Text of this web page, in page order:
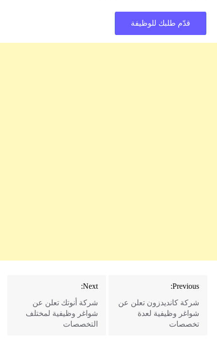
تصفّح
المقالات
Previous:
شركة كانديدزون تعلن عن
شواغر وظيفية لعدة
تخصصات
Next:
شركة أنوتك تعلن عن
شواغر وظيفية لمختلف
التخصصات